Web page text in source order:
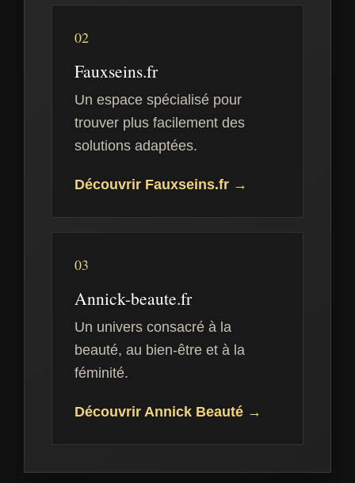
02
Fauxseins.fr
Un espace spécialisé pour
trouver plus facilement des
solutions adaptées.
Découvrir Fauxseins.fr →
03
Annick-beaute.fr
Un univers consacré à la
beauté, au bien-être et à la
féminité.
Découvrir Annick Beauté →